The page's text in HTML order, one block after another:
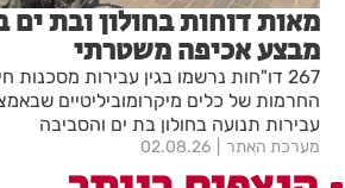
מאות דוחות בחולון ובת
מבצע אכיפה משטרתי
267 דו"חות נרשמו בגין עבירות מסכנות
החרמות של כלים מיקרומוביליטיים
עבירות תנועה בחולון בת ים והסביבה
מערכת האתר 02.08.26